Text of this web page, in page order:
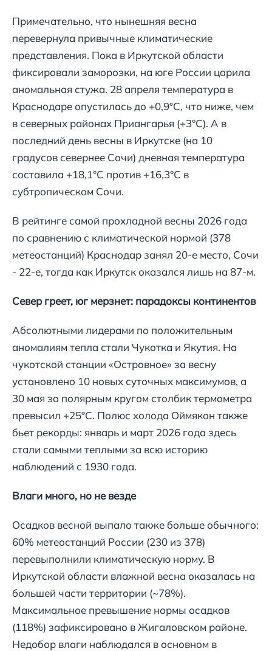
Примечательно, что нынешняя весна
перевернула привычные климатические
представления. Пока в Иркутской области
фиксировали заморозки, на юге России царила
аномальная стужа. 28 апреля температура в
Краснодаре опустилась до +0,9°С, что ниже, чем
в северных районах Приангарья (+3°С). А в
последний день весны в Иркутске (на 10
градусов севернее Сочи) дневная температура
составила +18,1°С против +16,3°С в
субтропическом Сочи.
В рейтинге самой прохладной весны 2026 года
по сравнению с климатической нормой (378
метеостанций) Краснодар занял 20-е место, Сочи
- 22-е, тогда как Иркутск оказался лишь на 87-м.
Север греет, юг мерзнет: парадоксы континентов
Абсолютными лидерами по положительным
аномалиям тепла стали Чукотка и Якутия. На
чукотской станции «Островное» за весну
установлено 10 новых суточных максимумов, а
30 мая за полярным кругом столбик термометра
превысил +25°С. Полюс холода Оймякон также
бьет рекорды: январь и март 2026 года здесь
стали самыми теплыми за всю историю
наблюдений с 1930 года.
Влаги много, но не везде
Осадков весной выпало также больше обычного:
60% метеостанций России (230 из 378)
перевыполнили климатическую норму. В
Иркутской области влажной весна оказалась на
большей части территории (~78%).
Максимальное превышение нормы осадков
(118%) зафиксировано в Жигаловском районе.
Недобор влаги наблюдался в основном в